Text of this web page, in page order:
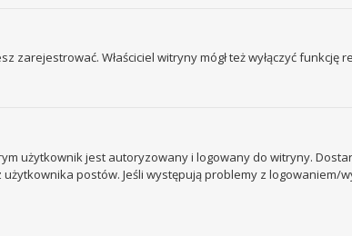
Właściciel witryny mógł też wyłączyć funkcję
użytkownik jest autoryzowany i logowany do witryny.
postów. Jeśli występują problemy z logowaniem/